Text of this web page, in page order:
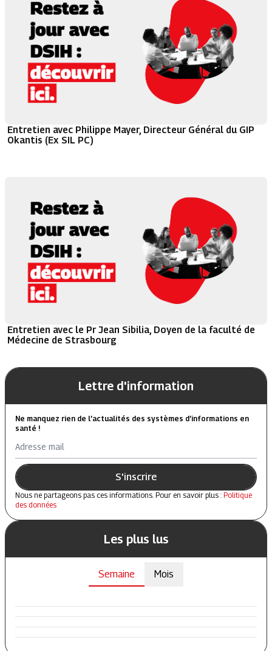
Entretien avec Philippe Mayer, Directeur Général du GIP
Okantis (Ex SIL PC)
Entretien avec le Pr Jean Sibilia, Doyen de la faculté de
Médecine de Strasbourg
Lettre d'information
Ne manquez rien de l’actualités des systèmes d’informations en
santé !
Adresse mail
S'inscrire
Nous ne partageons pas ces informations. Pour en savoir plus : Politique
des données
Les plus lus
Semaine Mois